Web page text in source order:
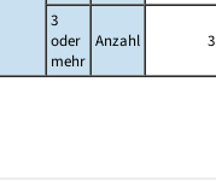
3
oder
mehr
Anzahl 3